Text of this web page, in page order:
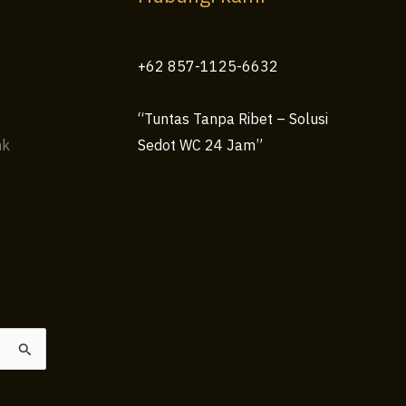
+62 857-1125-6632
“Tuntas Tanpa Ribet – Solusi
Sedot WC 24 Jam”